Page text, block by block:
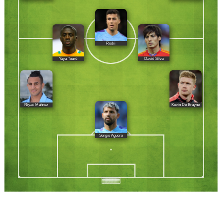
Rodri
Yaya Touré David Silva
Kevin De Bruyne
Riyad Mahrez
Sergio Agüero